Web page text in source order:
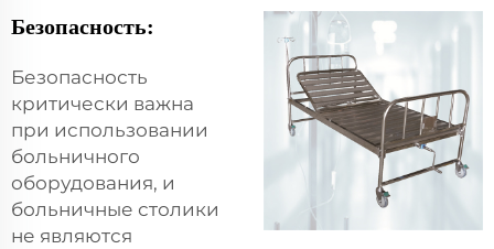
Безопасность:
Безопасность
критически важна
при использовании
больничного
оборудования, и
больничные столики
не являются